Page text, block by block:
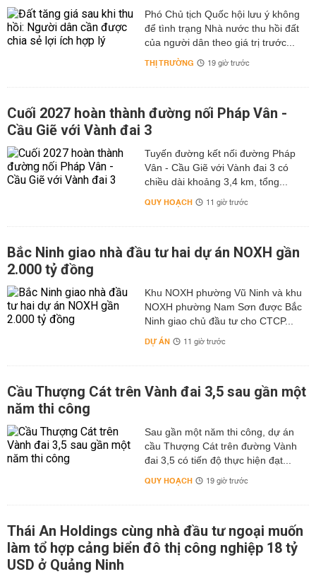
Phó Chủ tịch Quốc hội lưu ý không
để tình trạng Nhà nước thu hồi đất
của người dân theo giá trị trước...
THỊ TRƯỜNG 19 giờ trước
Cuối 2027 hoàn thành đường nối Pháp Vân -
Cầu Giẽ với Vành đai 3
Tuyến đường kết nối đường Pháp
Vân - Cầu Giẽ với Vành đai 3 có
chiều dài khoảng 3,4 km, tổng...
QUY HOẠCH 11 giờ trước
Bắc Ninh giao nhà đầu tư hai dự án NOXH gần
2.000 tỷ đồng
Khu NOXH phường Vũ Ninh và khu
NOXH phường Nam Sơn được Bắc
Ninh giao chủ đầu tư cho CTCP...
DỰ ÁN 11 giờ trước
Cầu Thượng Cát trên Vành đai 3,5 sau gần một
năm thi công
Sau gần một năm thi công, dự án
cầu Thượng Cát trên đường Vành
đai 3,5 có tiến độ thực hiện đạt...
QUY HOẠCH 19 giờ trước
Thái An Holdings cùng nhà đầu tư ngoại muốn
làm tổ hợp cảng biển đô thị công nghiệp 18 tỷ
USD ở Quảng Ninh